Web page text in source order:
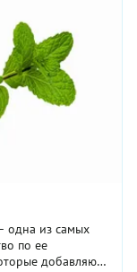
одна из самых
по ее
добавляют